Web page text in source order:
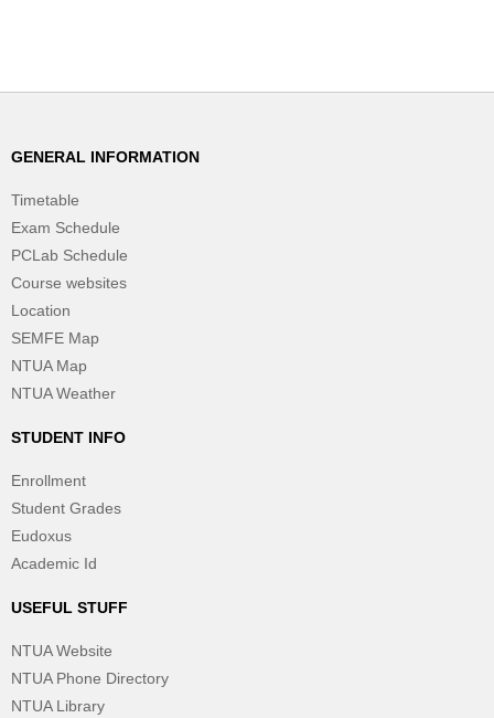
GENERAL INFORMATION
Timetable
Exam Schedule
PCLab Schedule
Course websites
Location
SEMFE Map
NTUA Map
NTUA Weather
STUDENT INFO
Enrollment
Student Grades
Eudoxus
Academic Id
USEFUL STUFF
NTUA Website
NTUA Phone Directory
NTUA Library